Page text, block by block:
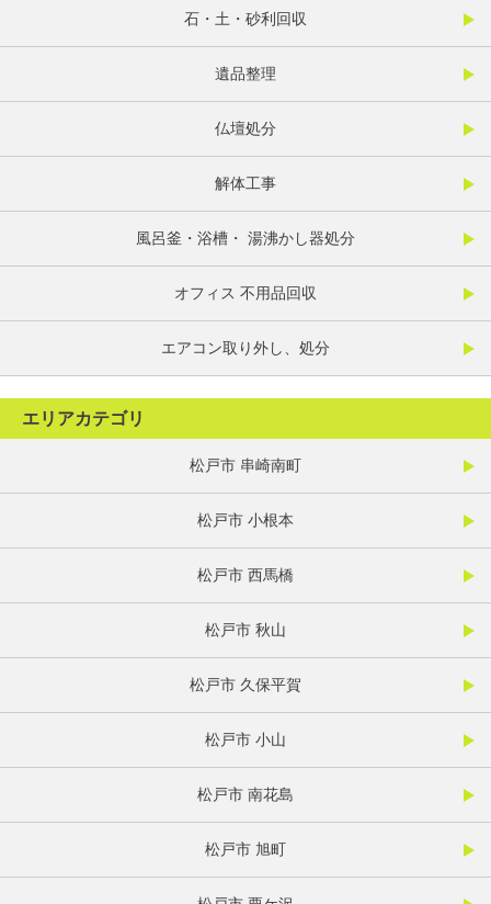
石・土・砂利回収
遺品整理
仏壇処分
解体工事
風呂釜・浴槽・ 湯沸かし器処分
オフィス 不用品回収
エアコン取り外し、処分
エリアカテゴリ
松戸市 串崎南町
松戸市 小根本
松戸市 西馬橋
松戸市 秋山
松戸市 久保平賀
松戸市 小山
松戸市 南花島
松戸市 旭町